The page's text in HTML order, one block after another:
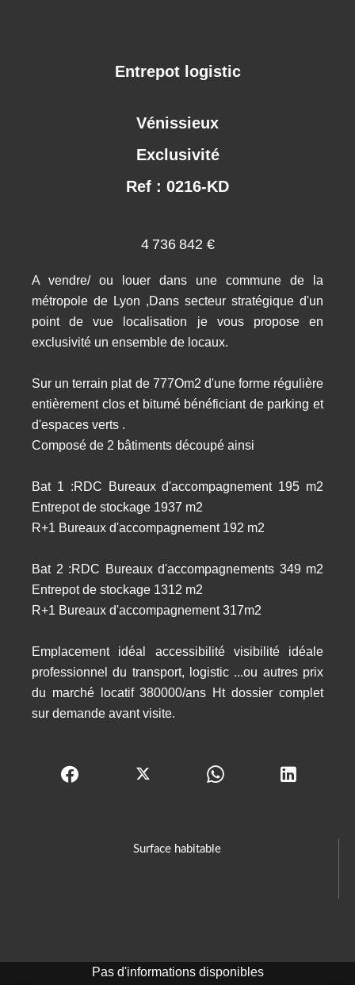
Surface habitable
Entrepot logistic
Vénissieux
Exclusivité
Ref : 0216-KD
4 736 842 €
A vendre/ ou louer dans une commune de la
métropole de Lyon ,Dans secteur stratégique d'un
point de vue localisation je vous propose en
exclusivité un ensemble de locaux.
Sur un terrain plat de 777Om2 d'une forme régulière
entièrement clos et bitumé bénéficiant de parking et
d'espaces verts .
Composé de 2 bâtiments découpé ainsi
Bat 1 :RDC Bureaux d'accompagnement 195 m2
Entrepot de stockage 1937 m2
R+1 Bureaux d'accompagnement 192 m2
Bat 2 :RDC Bureaux d'accompagnements 349 m2
Entrepot de stockage 1312 m2
R+1 Bureaux d'accompagnement 317m2
Emplacement idéal accessibilité visibilité idéale
professionnel du transport, logistic ...ou autres prix
du marché locatif 380000/ans Ht dossier complet
sur demande avant visite.
Pas d'informations disponibles